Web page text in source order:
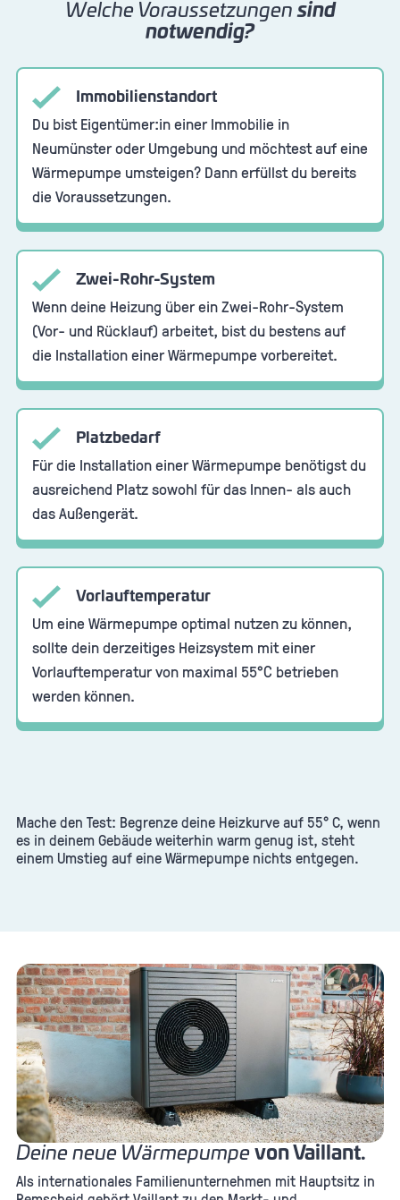
Welche Voraussetzungensind
notwendig?
Immobilienstandort
Du bist Eigentümer:in einer Immobilie in
Neumünster oder Umgebung und möchtest auf eine
Wärmepumpe umsteigen? Dann erfüllst du bereits
die Voraussetzungen.
Zwei-Rohr-System
Wenn deine Heizung über ein Zwei-Rohr-System
(Vor- und Rücklauf) arbeitet, bist du bestens auf
die Installation einer Wärmepumpe vorbereitet.
Platzbedarf
Für die Installation einer Wärmepumpe benötigst du
ausreichend Platz sowohl für das Innen- als auch
das Außengerät.
Vorlauftemperatur
Um eine Wärmepumpe optimal nutzen zu können,
sollte dein derzeitiges Heizsystem mit einer
Vorlauftemperatur von maximal 55°C betrieben
werden können.
Mache den Test: Begrenze deine Heizkurve auf 55° C, wenn
es in deinem Gebäude weiterhin warm genug ist, steht
einem Umstieg auf eine Wärmepumpe nichts entgegen.
Deine neue Wärmepumpe von Vaillant.
Als internationales Familienunternehmen mit Hauptsitz in